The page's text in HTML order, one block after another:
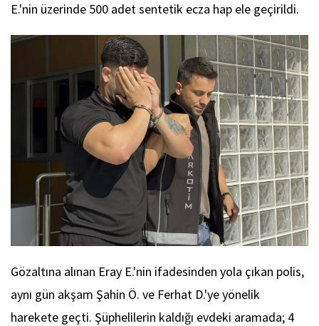
E.'nin üzerinde 500 adet sentetik ecza hap ele geçirildi.
Gözaltına alınan Eray E.'nin ifadesinden yola çıkan polis,
aynı gün akşam Şahin Ö. ve Ferhat D.'ye yönelik
harekete geçti. Şüphelilerin kaldığı evdeki aramada; 4